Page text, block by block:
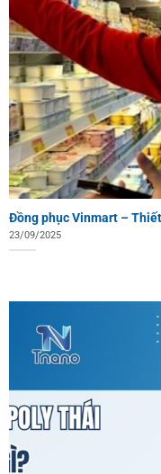
Đồng phục Vinmart –
23/09/2025